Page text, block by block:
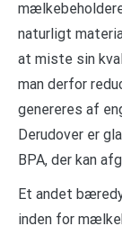
naturligt
at miste sin
man derfor
genereres af
Derudover er
BPA, der kan
Et andet
inden for